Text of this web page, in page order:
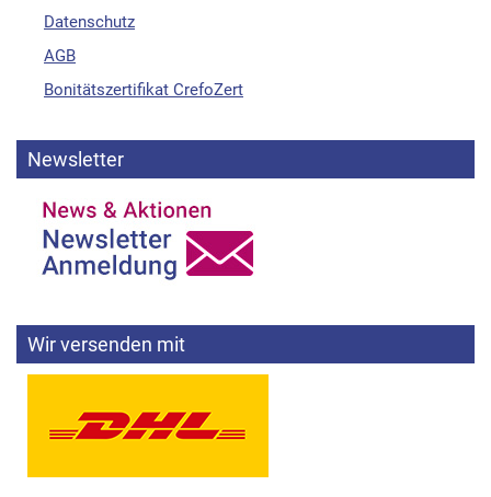
Datenschutz
AGB
Bonitätszertifikat CrefoZert
Newsletter
Wir versenden mit